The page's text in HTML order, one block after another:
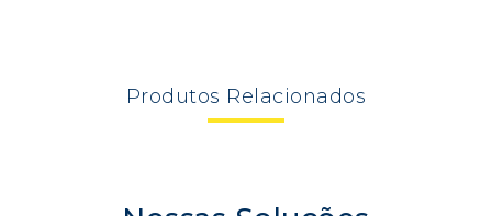
Produtos Relacionados